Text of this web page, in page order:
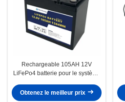
Rechargeable 105AH 12V
LiFePo4 batterie pour le système
Obtenez le meilleur prix